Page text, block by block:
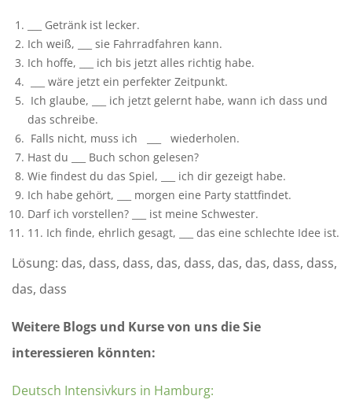
___ Getränk ist lecker.
Ich weiß,
___ sie Fahrradfahren kann.
Ich hoffe,
___ ich bis jetzt alles richtig habe.
___ wäre jetzt ein perfekter Zeitpunkt.
Ich glaube,
___ ich jetzt gelernt habe, wann ich dass und
das schreibe.
Falls nicht, muss ich ___ wiederholen.
Hast du
___ Buch schon gelesen?
Wie findest du das Spiel, ___ ich dir gezeigt habe.
Ich habe gehört, ___ morgen eine Party stattfindet.
Darf ich vorstellen? ___ ist meine Schwester.
1 1 . Ich finde, ehrlich gesagt, das eine schlechte Idee ist.
Lösung: das, dass, dass, das, dass, das, das, dass, dass,
das, dass
Weitere Blogs und Kurse von uns die Sie
interessieren könnten:
Deutsch Intensivkurs in Hamburg: